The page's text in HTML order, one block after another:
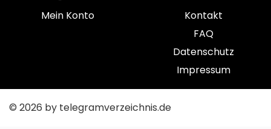
Mein Konto
Kontakt
FAQ
Datenschutz
Impressum
© 2026 by telegramverzeichnis.de